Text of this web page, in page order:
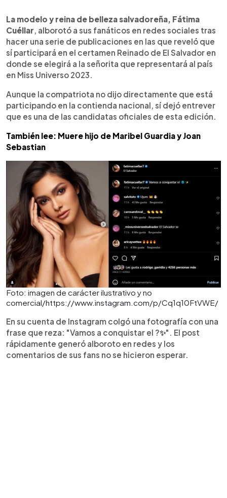
► Escuchar artículo
La modelo y reina de belleza salvadoreña, Fátima
Cuéllar , alborotó a sus fanáticos en redes sociales tras
hacer una serie de publicaciones en las que reveló que
sí participará en el certamen Reinado de El Salvador en
donde se elegirá a la señorita que representará al país
en Miss Universo 2023.
Aunque la compatriota no dijo directamente que está
participando en la contienda nacional, sí dejó entrever
que es una de las candidatas oficiales de esta edición.
También lee: Muere hijo de Maribel Guardia y Joan
Sebastian
Foto: imagen de carácter ilustrativo y no
comercial/https://www.instagram.com/p/Cq1q10FtVWE/
En su cuenta de Instagram colgó una fotografía con una
frase que reza: "Vamos a conquistar el ?✨". El post
rápidamente generó alboroto en redes y los
comentarios de sus fans no se hicieron esperar.